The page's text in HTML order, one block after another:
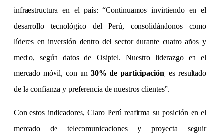
infraestructura en el país: “Continuamos invirtiendo en el
desarrollo tecnológico del Perú, consolidándonos como
líderes en inversión dentro del sector durante cuatro años y
medio, según datos de Osiptel. Nuestro liderazgo en el
mercado móvil, con un 30% de participación, es resultado
de la confianza y preferencia de nuestros clientes”.
Con estos indicadores, Claro Perú reafirma su posición en el
mercado de telecomunicaciones y proyecta seguir